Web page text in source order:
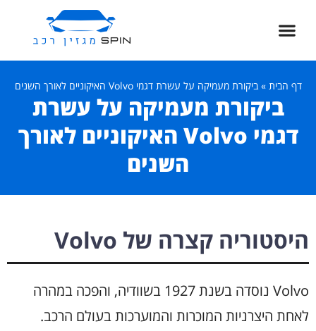
דף הבית »ביקורת מעמיקה על עשרת דגמי Volvo האיקוניים לאורך השנים
ביקורת מעמיקה על עשרת
דגמי Volvo האיקוניים לאורך
השנים
היסטוריה קצרה של Volvo
Volvo נוסדה בשנת 1927 בשוודיה, והפכה במהרה
לאחת היצרניות המוכרות והמוערכות בעולם הרכב.